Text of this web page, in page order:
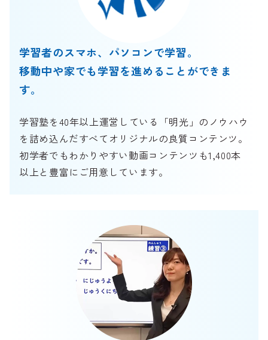
学習者のスマホ、パソコンで学習。
移動中や家でも学習を進めることができま
す。
学習塾を40年以上運営している「明光」のノウハウ
を詰め込んだすべてオリジナルの良質コンテンツ。
初学者でもわかりやすい動画コンテンツも1,400本
以上と豊富にご用意しています。